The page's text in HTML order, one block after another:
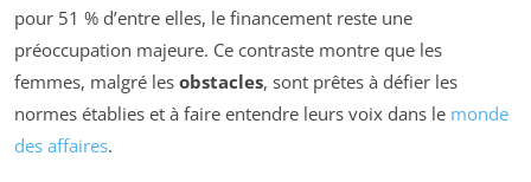
pour 51 % d’entre elles, le financement reste une
préoccupation majeure. Ce contraste montre que les
femmes, malgré les obstacles, sont prêtes à défier les
normes établies et à faire entendre leurs voix dans le monde
des affaires.